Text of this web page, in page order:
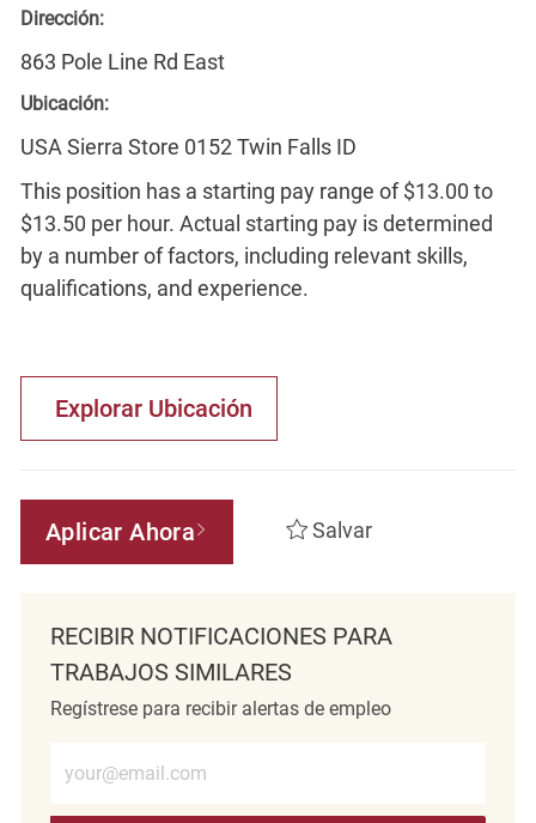
Dirección:
863 Pole Line Rd East
Ubicación:
USA Sierra Store 0152 Twin Falls ID
This position has a starting pay range of $13.00 to
$13.50 per hour. Actual starting pay is determined
by a number of factors, including relevant skills,
qualifications, and experience.
Explorar Ubicación
Aplicar Ahora Salvar
RECIBIR NOTIFICACIONES PARA
TRABAJOS SIMILARES
Regístrese para recibir alertas de empleo